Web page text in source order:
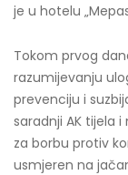
je u hotelu
Tokom prvog
razumijevanju
prevenciju i
saradnji AK tijela
za borbu protiv
usmjeren na